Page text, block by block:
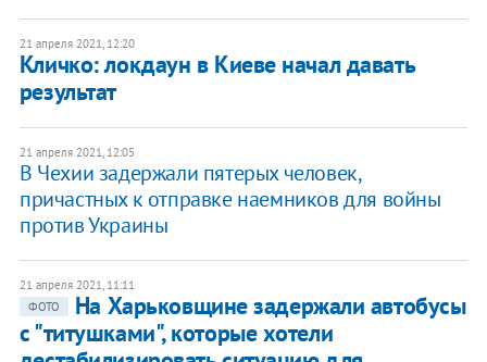
21 апреля 2021, 12:20
Кличко: локдаун в Киеве начал давать
результат
21 апреля 2021, 12:05
В Чехии задержали пятерых человек,
причастных к отправке наемников для войны
против Украины
21 апреля 2021, 11:11
ФОТО
На Харьковщине задержали автобусы
с "титушками", которые хотели